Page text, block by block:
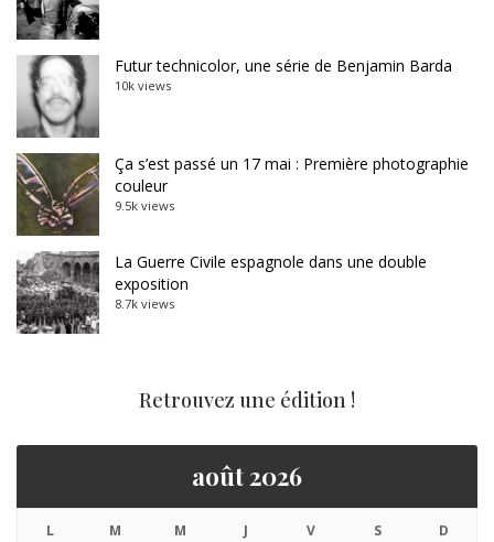
Futur technicolor, une série de Benjamin Barda
10k views
Ça s’est passé un 17 mai : Première photographie
couleur
9.5k views
La Guerre Civile espagnole dans une double
exposition
8.7k views
Retrouvez une édition !
août 2026
L M M J V S D